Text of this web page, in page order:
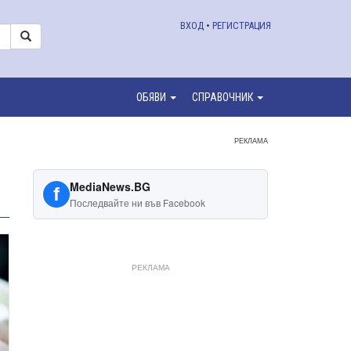
ВХОД • РЕГИСТРАЦИЯ
ОБЯВИ СПРАВОЧНИК
РЕКЛАМА
f MediaNews.BG
Последвайте ни във Facebook
РЕКЛАМА